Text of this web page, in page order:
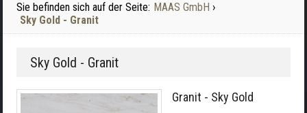
Sie befinden sich auf der Seite: MAAS GmbH ›
Sky Gold - Granit
Sky Gold - Granit
Granit - Sky Gold